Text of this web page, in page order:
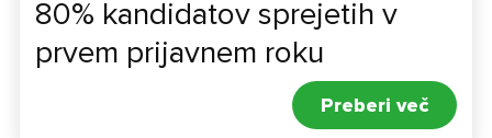
Kontakti
80% kandidatov sprejetih v
prvem prijavnem roku
Preberi več